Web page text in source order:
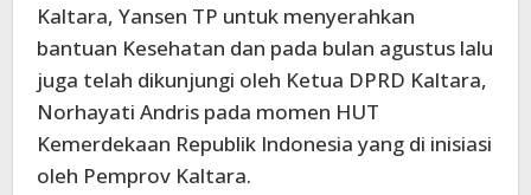
Kaltara, Yansen TP untuk menyerahkan
bantuan Kesehatan dan pada bulan agustus lalu
juga telah dikunjungi oleh Ketua DPRD Kaltara,
Norhayati Andris pada momen HUT
Kemerdekaan Republik Indonesia yang di inisiasi
oleh Pemprov Kaltara.